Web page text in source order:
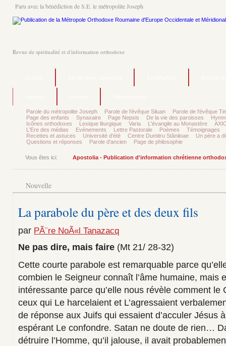
Paru avec la bénédiction de S.E. le métropolite Joseph
Revue de spiritualité et d'information orthodoxe
Parole du métropolite Joseph Parole de l'évêque Siluan
Parole de l'évêque
Page des enfants
Synaxaire Page Nepsis De la vie des paroisses
Icônes orthodoxes
Lexique liturgique Varia L'évangile au Monastère
L'Ere des médias
Evénements Lettre Pastorale Poèmes
Témoignages
Recettes et astuces
Université d'été Centre Dumitru Stăniloae
Un père a
Questions et réponses
Parole d'ancien Page de philosophie
Vous êtes ici: Apostolia - Publication d'information chrétienne
Nouvelle
La parabole du père et des deux fils
par PÃ¨re NoÃ«l Tanazacq
Ne pas dire, mais faire (Mt 21/ 28‑32)
Cette courte parabole est remarquable parce
combien le Seigneur connaît l’âme humaine, mais
intéressante parce qu’elle nous révèle comment le
ceux qui Le harcelaient et L’agressaient
de réponse aux Juifs qui essaient d’acculer Jésus
espérant Le confondre. Satan ne doute de rien…
détruire l’Homme, qu’il jalouse, il avait